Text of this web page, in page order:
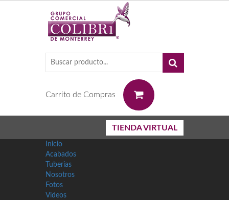
Carrito de Compras
TIENDA VIRTUAL
Inicio
Acabados
Tuberias
Nosotros
Fotos
Videos